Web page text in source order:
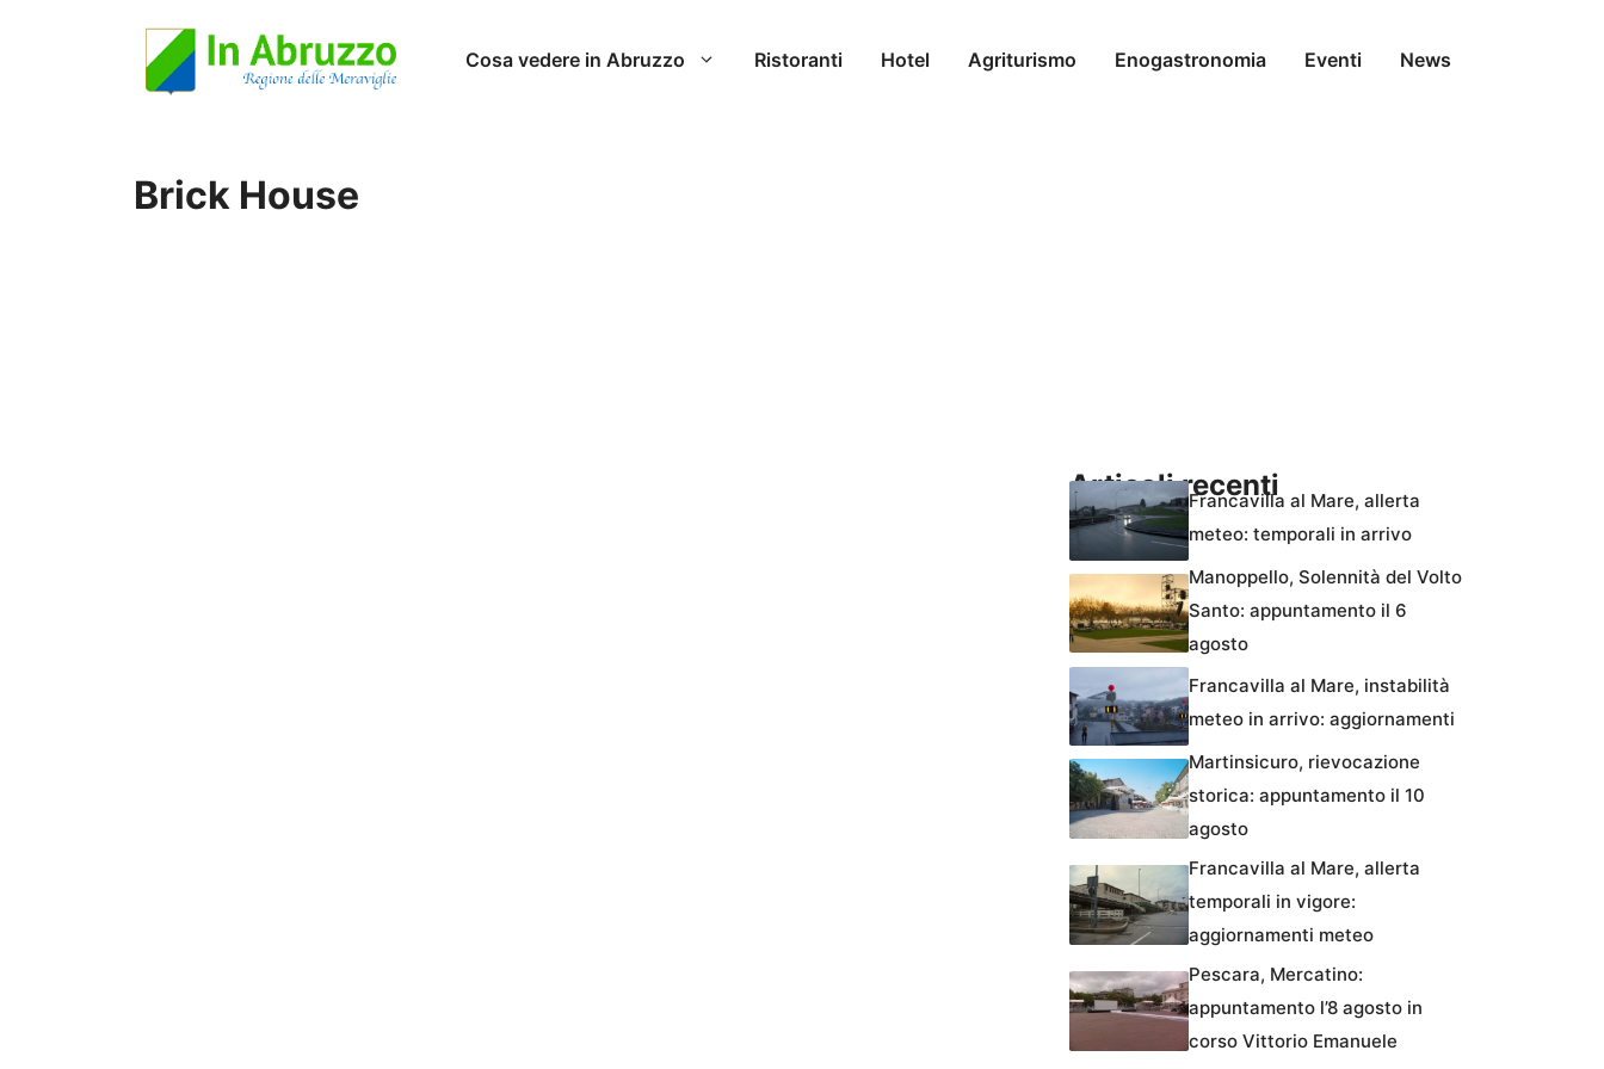
Cosa vedere in Abruzzo Ristoranti Hotel Agriturismo Enogastronomia Eventi News
Brick House
Articoli recentiFrancavilla al Mare, allerta
meteo: temporali in arrivo
Manoppello, Solennità del Volto
Santo: appuntamento il 6
agosto
Francavilla al Mare, instabilità
meteo in arrivo: aggiornamenti
Martinsicuro, rievocazione
storica: appuntamento il 10
agosto
Francavilla al Mare, allerta
temporali in vigore:
aggiornamenti meteo
Pescara, Mercatino:
appuntamento l’8 agosto in
corso Vittorio Emanuele